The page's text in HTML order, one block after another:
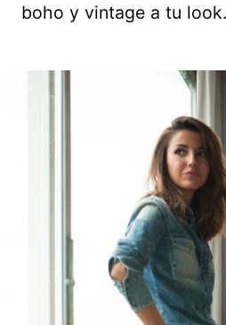
boho y vintage a tu look.